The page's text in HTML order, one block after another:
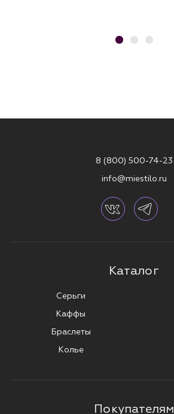
8 (800) 500-74-23
info@miestilo.ru
Каталог
Серьги
Каффы
Браслеты
Колье
Покупателям